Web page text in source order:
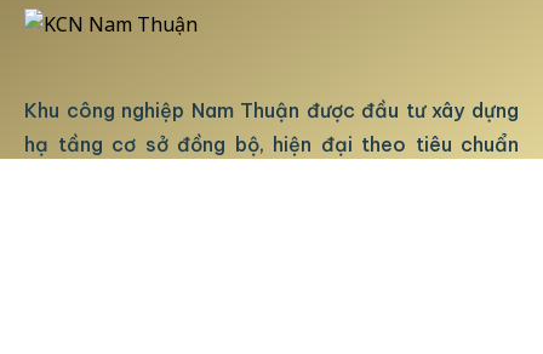
Khu công nghiệp Nam Thuận được đầu tư xây dựng
hạ tầng cơ sở đồng bộ, hiện đại theo tiêu chuẩn